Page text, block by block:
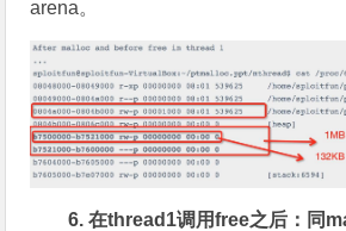
arena。
6. 在thread1调用free之后：同